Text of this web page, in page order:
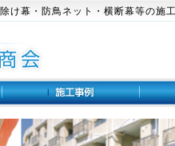
け幕・防鳥ネット・横断幕等の施